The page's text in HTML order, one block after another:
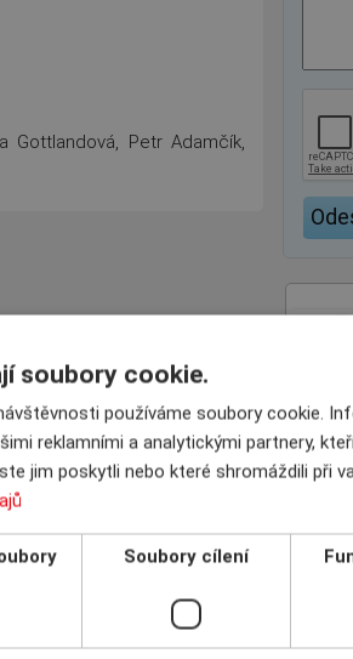
Gottlandová, Petr Adamčík,
soubory cookie.
používáme soubory cookie.
reklamními a analytickými partnery,
jim poskytli nebo které shromáždili při
Soubory cílení